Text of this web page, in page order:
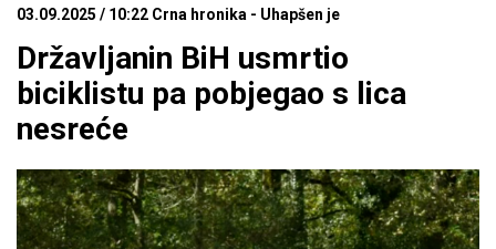
03.09.2025 / 10:22 Crna hronika - Uhapšen je
Državljanin BiH usmrtio
biciklistu pa pobjegao s lica
nesreće